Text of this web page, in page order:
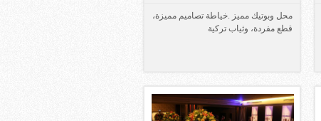
محل وبوتيك مميز .خياطة تصاميم مميزة،
قطع مفردة، وثياب تركية